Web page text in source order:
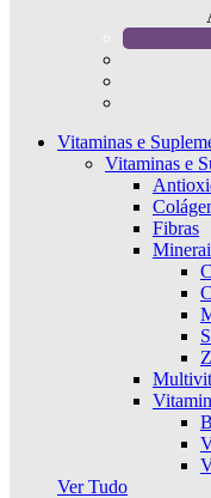
Vitaminas e
Vitaminas e
Fibras
Ver Tudo